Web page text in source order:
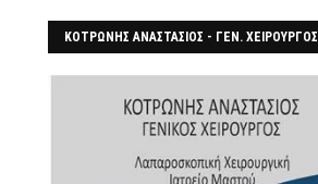
ΚΟΤΡΩΝΗΣ ΑΝΑΣΤΑΣΙΟΣ - ΓΕΝ. ΧΕΙΡΟΥΡΓΟΣ